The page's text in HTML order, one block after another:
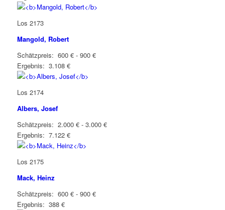
Los 2173
Mangold, Robert
Schätzpreis: 600 € - 900 €
Ergebnis: 3.108 €
Los 2174
Albers, Josef
Schätzpreis: 2.000 € - 3.000 €
Ergebnis: 7.122 €
Los 2175
Mack, Heinz
Schätzpreis: 600 € - 900 €
Ergebnis: 388 €